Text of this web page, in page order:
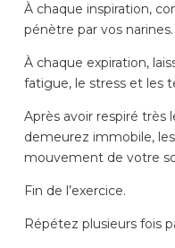
À chaque inspiration,
pénètre par vos narines.
À chaque expiration,
fatigue, le stress et les
Après avoir respiré très
demeurez immobile,
mouvement de votre
Fin de l’exercice.
Répétez plusieurs fois